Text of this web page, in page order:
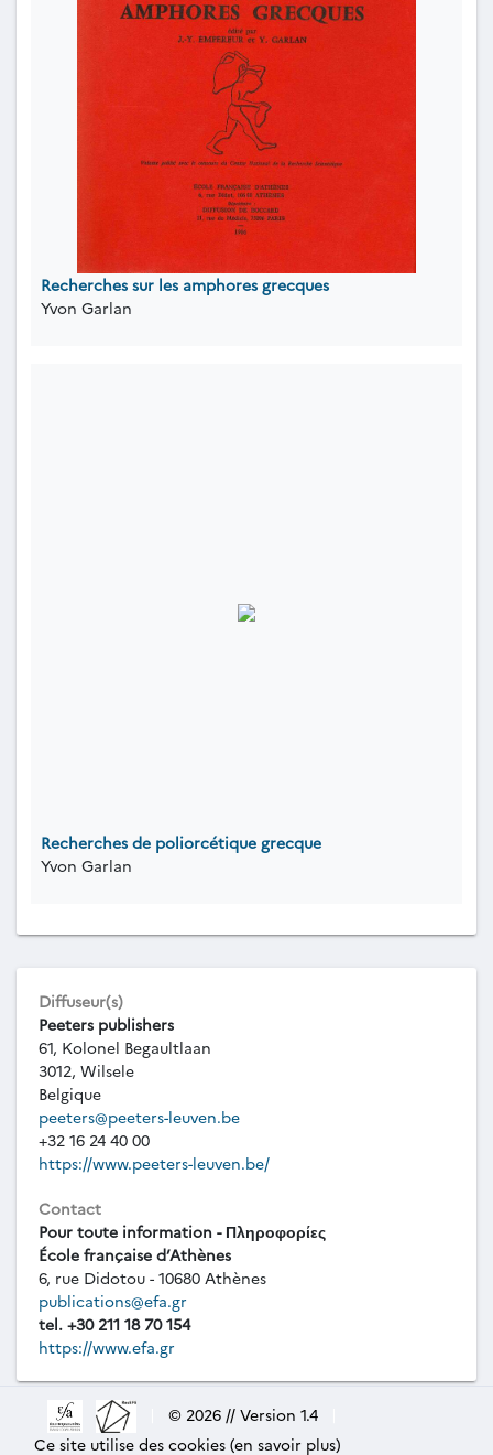
Recherches sur les amphores grecques
Yvon Garlan
Recherches de poliorcétique grecque
Yvon Garlan
Diffuseur(s)
Peeters publishers
61, Kolonel Begaultlaan
3012, Wilsele
Belgique
peeters@peeters-leuven.be
+32 16 24 40 00
https://www.peeters-leuven.be/
Contact
Pour toute information - Πληροφορίες
École française d’Athènes
6, rue Didotou - 10680 Athènes
publications@efa.gr
tel. +30 211 18 70 154
https://www.efa.gr
© 2026 // Version 1.4
Ce site utilise des cookies (en savoir plus)